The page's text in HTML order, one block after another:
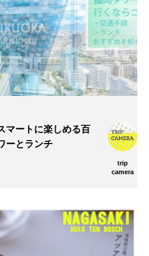
マートに楽しめる百
ーとランチ
trip
camera